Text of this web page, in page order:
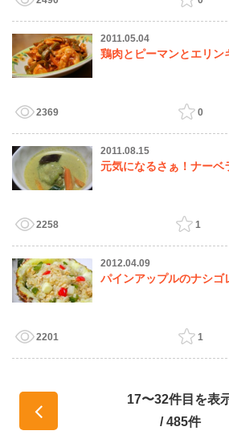
2011.05.04
鶏肉とピーマンとエリン
2369
0
2011.08.15
元気になるさぁ！ナーベ
2258
1
2012.04.09
パインアップルのナシゴ
2201
1
17〜32件目を表
/ 485件